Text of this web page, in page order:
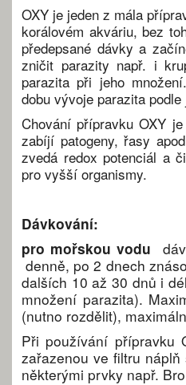
OXY je jeden z mála
korálovém akváriu, bez
předepsané dávky a
zničit parazity např. i
parazita při jeho
dobu vývoje parazita podle
Chování přípravku OXY
zabíjí patogeny, řasy
zvedá redox potenciál a
pro vyšší organismy.
Dávkování:
pro mořskou vodu
denně, po 2 dnech
dalších 10 až 30 dnů i
množení parazita).
(nutno rozdělit),
Při používání přípravku
zařazenou ve filtru
některými prvky např.